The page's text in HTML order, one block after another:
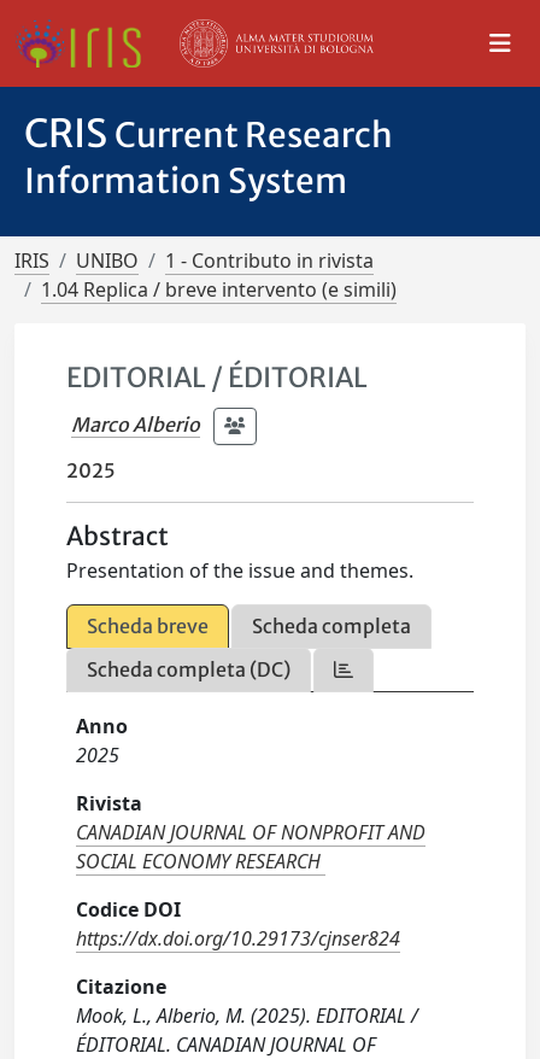
CRIS Current Research
Information System
IRIS UNIBO
1 - Contributo in rivista
1.04 Replica / breve intervento (e simili)
EDITORIAL / ÉDITORIAL
Marco Alberio
2025
Abstract
Presentation of the issue and themes.
Scheda breve
Scheda completa
Scheda completa (DC)
Anno
2025
Rivista
CANADIAN JOURNAL OF NONPROFIT AND
SOCIAL ECONOMY RESEARCH
Codice DOI
https://dx.doi.org/10.29173/cjnser824
Citazione
Mook, L., Alberio, M. (2025). EDITORIAL /
ÉDITORIAL. CANADIAN JOURNAL OF